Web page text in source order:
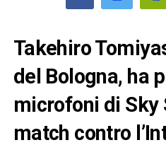
Takehiro
del Bologna, ha
microfoni di Sky
match contro